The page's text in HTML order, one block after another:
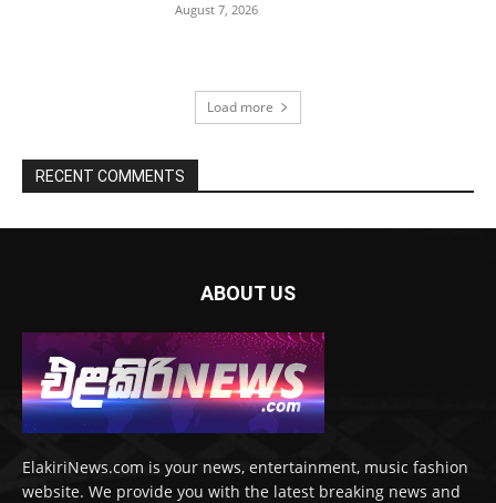
August 7, 2026
Load more
RECENT COMMENTS
ABOUT US
ElakiriNews.com is your news, entertainment, music fashion
website. We provide you with the latest breaking news and